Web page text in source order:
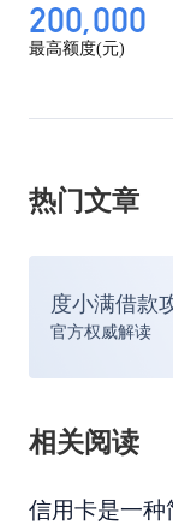
2、降低风险
人授信额度银
200,000
最高额度(元)
热门文章
度小满借款
官方权威解读
相关阅读
信用卡是一种